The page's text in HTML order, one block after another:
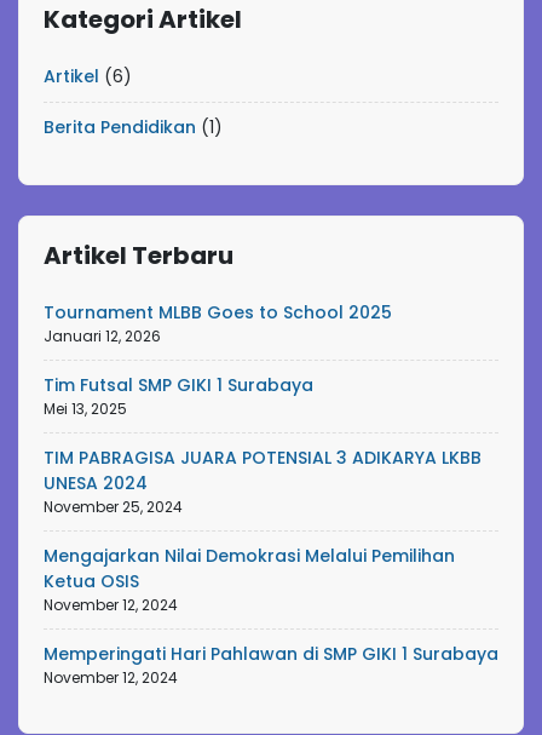
Kategori Artikel
Artikel (6)
Berita Pendidikan (1)
Artikel Terbaru
Tournament MLBB Goes to School 2025
Januari 12, 2026
Tim Futsal SMP GIKI 1 Surabaya
Mei 13, 2025
TIM PABRAGISA JUARA POTENSIAL 3 ADIKARYA LKBB
UNESA 2024
November 25, 2024
Mengajarkan Nilai Demokrasi Melalui Pemilihan
Ketua OSIS
November 12, 2024
Memperingati Hari Pahlawan di SMP GIKI 1 Surabaya
November 12, 2024